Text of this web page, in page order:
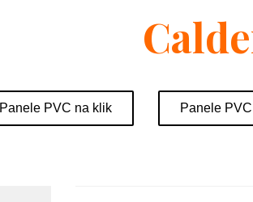
Panele PVC na klik Panele